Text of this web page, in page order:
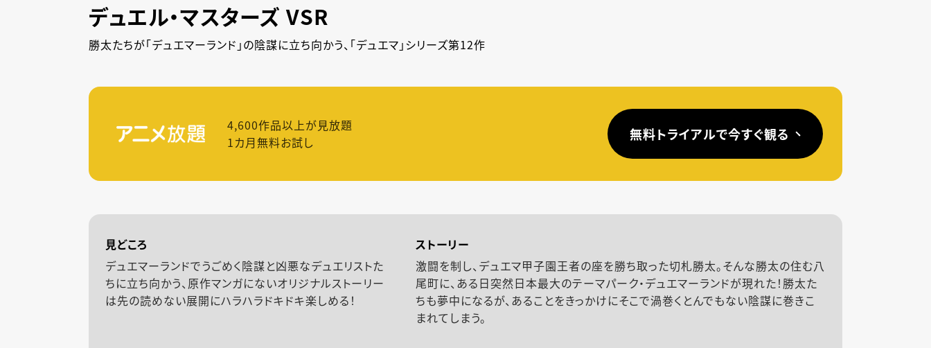
デュエル・マスターズ VSR
勝太たちが「デュエマーランド」の陰謀に立ち向かう、「デュエマ」シリーズ第12作
4,600作品以上が見放題
1カ月無料お試し
無料トライアルで今すぐ観る
見どころ
デュエマーランドでうごめく陰謀と凶悪なデュエリストた
ちに立ち向かう、原作マンガにないオリジナルストーリー
は先の読めない展開にハラハラドキドキ楽しめる！
ストーリー
激闘を制し、デュエマ甲子園王者の座を勝ち取った切札勝太。そんな勝太の住む八
尾町に、ある日突然日本最大のテーマパーク・デュエマーランドが現れた！勝太た
ちも夢中になるが、あることをきっかけにそこで渦巻くとんでもない陰謀に巻きこ
まれてしまう。